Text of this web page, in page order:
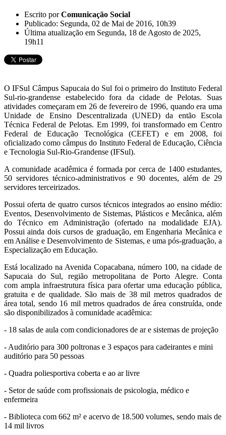
Escrito porComunicação Social
Publicado: Segunda, 02 de Mai de 2016, 10h39
Última atualização em Segunda, 18 de Agosto de 2025,
19h11
O IFSul Câmpus Sapucaia do Sul foi o primeiro do Instituto Federal
Sul-rio-grandense estabelecido fora da cidade de Pelotas. Suas
atividades começaram em 26 de fevereiro de 1996, quando era uma
Unidade de Ensino Descentralizada (UNED) da então Escola
Técnica Federal de Pelotas. Em 1999, foi transformado em Centro
Federal de Educação Tecnológica (CEFET) e em 2008, foi
oficializado como câmpus do Instituto Federal de Educação, Ciência
e Tecnologia Sul-Rio-Grandense (IFSul).
A comunidade acadêmica é formada por cerca de 1400 estudantes,
50 servidores técnico-administrativos e 90 docentes, além de 29
servidores terceirizados.
Possui oferta de quatro cursos técnicos integrados ao ensino médio:
Eventos, Desenvolvimento de Sistemas, Plásticos e Mecânica, além
do Técnico em Administração (ofertado na modalidade EJA).
Possui ainda dois cursos de graduação, em Engenharia Mecânica e
em Análise e Desenvolvimento de Sistemas, e uma pós-graduação, a
Especialização em Educação.
Está localizado na Avenida Copacabana, número 100, na cidade de
Sapucaia do Sul, região metropolitana de Porto Alegre. Conta
com ampla infraestrutura física para ofertar uma educação pública,
gratuita e de qualidade. São mais de 38 mil metros quadrados de
área total, sendo 16 mil metros quadrados de área construída, onde
são disponibilizados à comunidade acadêmica:
- 18 salas de aula com condicionadores de ar e sistemas de projeção
- Auditório para 300 poltronas e 3 espaços para cadeirantes e mini
auditório para 50 pessoas
- Quadra poliesportiva coberta e ao ar livre
- Setor de saúde com profissionais de psicologia, médico e
enfermeira
- Biblioteca com 662 m² e acervo de 18.500 volumes, sendo mais de
14 mil livros